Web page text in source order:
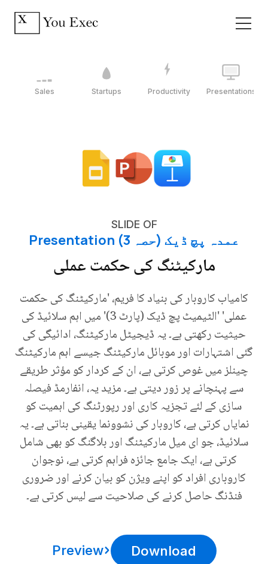
Sales Startups Productivity Presentations
SLIDE OF
عمدہ پچ ڈیک (حصہ 3) Presentation
مارکیٹنگ کی حکمت عملی
کامیاب کاروبار کی بنیاد کا فریم، 'مارکیٹنگ کی حکمت
عملی' 'الٹیمیٹ پچ ڈیک (پارٹ 3)' میں اہم سلائیڈ کی
حیثیت رکھتی ہے۔ یہ ڈیجیٹل مارکیٹنگ، ادائیگی کی
گئی اشتہارات اور موبائل مارکیٹنگ جیسے اہم مارکیٹنگ
چینلز میں غوص کرتی ہے، ان کے کردار کو مؤثر طریقے
سے پہنچانے پر زور دیتی ہے۔ مزید یہ، انفارمڈ فیصلہ
سازی کے لئے تجزیہ کاری اور رپورٹنگ کی اہمیت کو
نمایاں کرتی ہے، کاروبار کی نشوونما یقینی بناتی ہے۔ یہ
سلائیڈ، جو ای میل مارکیٹنگ اور بلاگنگ کو بھی شامل
کرتی ہے، ایک جامع جائزہ فراہم کرتی ہے، نوجوان
کاروباری افراد کو اپنے ویژن کو بیان کرنے اور ضروری
فنڈنگ حاصل کرنے کی صلاحیت سے لیس کرتی ہے۔
Download
Preview